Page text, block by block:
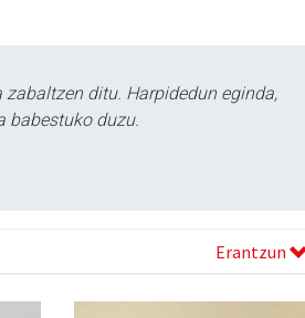
ditu. Harpidedun eginda,
babestuko duzu.
Erantzun